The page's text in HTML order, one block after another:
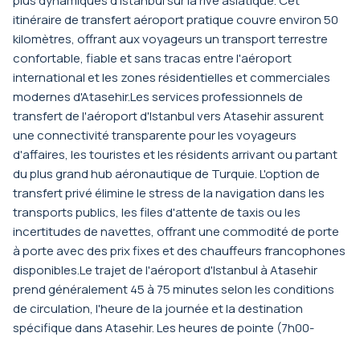
itinéraire de transfert aéroport pratique couvre environ 50
kilomètres, offrant aux voyageurs un transport terrestre
confortable, fiable et sans tracas entre l'aéroport
international et les zones résidentielles et commerciales
modernes d'Atasehir.Les services professionnels de
transfert de l'aéroport d'Istanbul vers Atasehir assurent
une connectivité transparente pour les voyageurs
d'affaires, les touristes et les résidents arrivant ou partant
du plus grand hub aéronautique de Turquie. L'option de
transfert privé élimine le stress de la navigation dans les
transports publics, les files d'attente de taxis ou les
incertitudes de navettes, offrant une commodité de porte
à porte avec des prix fixes et des chauffeurs francophones
disponibles.Le trajet de l'aéroport d'Istanbul à Atasehir
prend généralement 45 à 75 minutes selon les conditions
de circulation, l'heure de la journée et la destination
spécifique dans Atasehir. Les heures de pointe (7h00-